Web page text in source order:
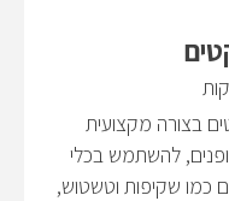
בצורה מקצועית
להשתמש בכלי
כמו שקיפות וטשטוש,